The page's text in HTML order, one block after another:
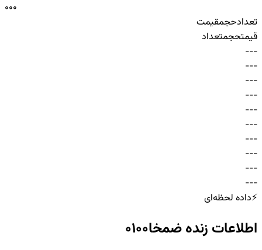
000
تعدادحجمقیمت
قیمتحجمتعداد
-
-
-
-
-
-
-
-
-
-
-
-
-
-
-
-
-
-
-
-
-
-
-
-
-
-
-
-
-
-
⚡داده لحظه‌ای
اطلاعات زندهضمخا0100